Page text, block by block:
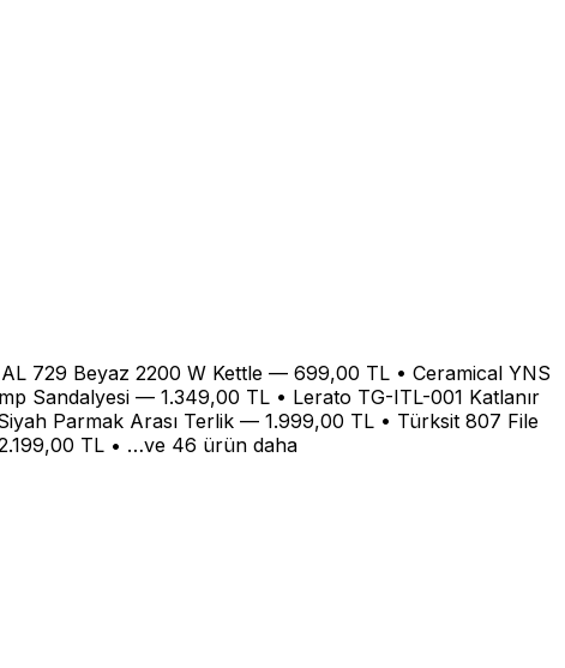
729 Beyaz 2200 W Kettle — 699,00 TL • Ceramical YNS
Sandalyesi — 1.349,00 TL • Lerato TG-ITL-001 Katlanır
Parmak Arası Terlik — 1.999,00 TL • Türksit 807 File
TL • …ve 46 ürün daha